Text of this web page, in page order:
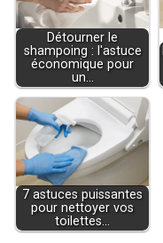
Détourner le
shampoing : l'astuce
économique pour
un…
7 astuces puissantes
pour nettoyer vos
toilettes…